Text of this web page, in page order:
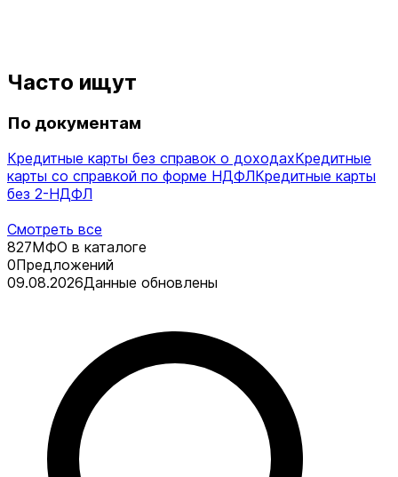
Часто ищут
По документам
Кредитные карты без справок о доходахКредитные
карты со справкой по форме НДФЛКредитные карты
без 2-НДФЛ
Смотреть все
827МФО в каталоге
0Предложений
09.08.2026Данные обновлены